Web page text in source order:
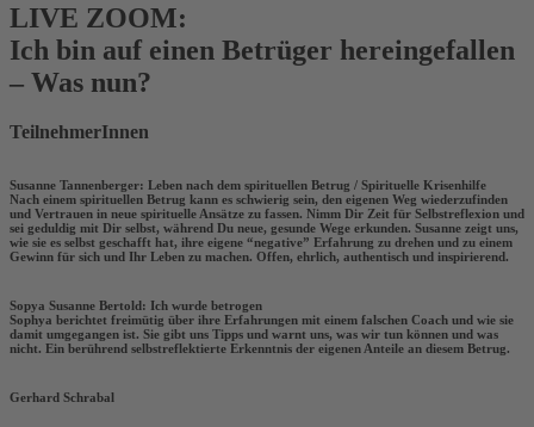
LIVE ZOOM:
Ich bin auf einen Betrüger hereingefallen
– Was nun?
TeilnehmerInnen
Susanne Tannenberger: Leben nach dem spirituellen Betrug / Spirituelle Krisenhilfe
Nach einem spirituellen Betrug kann es schwierig sein, den eigenen Weg wiederzufinden
und Vertrauen in neue spirituelle Ansätze zu fassen. Nimm Dir Zeit für Selbstreflexion und
sei geduldig mit Dir selbst, während Du neue, gesunde Wege erkunden. Susanne zeigt uns,
wie sie es selbst geschafft hat, ihre eigene “negative” Erfahrung zu drehen und zu einem
Gewinn für sich und Ihr Leben zu machen. Offen, ehrlich, authentisch und inspirierend.
Sopya Susanne Bertold: Ich wurde betrogen
Sophya berichtet freimütig über ihre Erfahrungen mit einem falschen Coach und wie sie
damit umgegangen ist. Sie gibt uns Tipps und warnt uns, was wir tun können und was
nicht. Ein berührend selbstreflektierte Erkenntnis der eigenen Anteile an diesem Betrug.
Gerhard Schrabal